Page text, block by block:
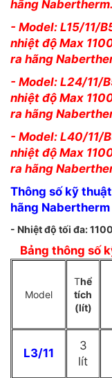
hãng Nabertherm.
- Model: L15/11/
nhiệt độ Max
ra hãng
- Model: L24/11/
nhiệt độ Max
ra hãng
- Model: L40/11/
nhiệt độ Max
ra hãng
Thông số kỹ
hãng
- Nhiệt độ tối đa:
Bảng thông số
Model
Thể
tích
(lít)
L3/11
3
lít